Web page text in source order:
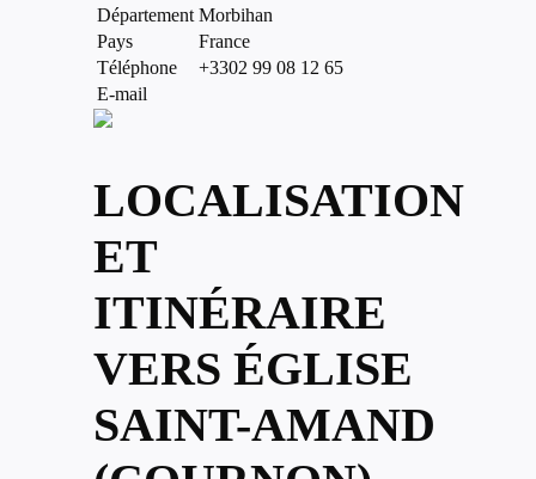
Département Morbihan
Pays
France
Téléphone
+3302 99 08 12 65
E-mail
LOCALISATION
ET
ITINÉRAIRE
VERS ÉGLISE
SAINT-AMAND